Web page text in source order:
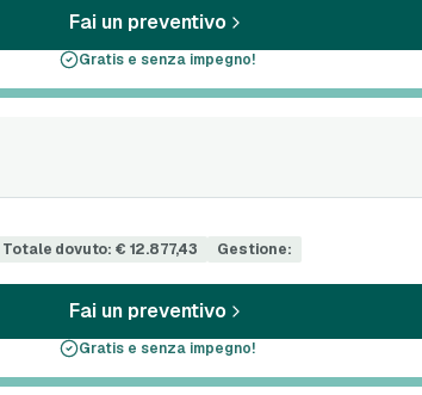
Fai un preventivo
Gratis e senza impegno!
Totale dovuto: € 12.877,43
Gestione:
Fai un preventivo
Gratis e senza impegno!